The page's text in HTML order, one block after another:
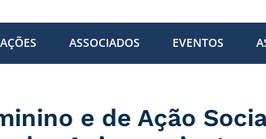
ASSOCIADOS EVENTOS
e de Ação